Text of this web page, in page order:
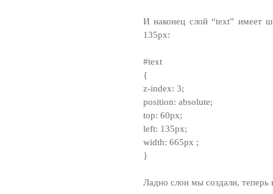
И наконец слой “text” имеет
135px:
#text
{
z-index: 3;
position: absolute;
top: 60px;
left: 135px;
width: 665px ;
}
Ладно слои мы создали,